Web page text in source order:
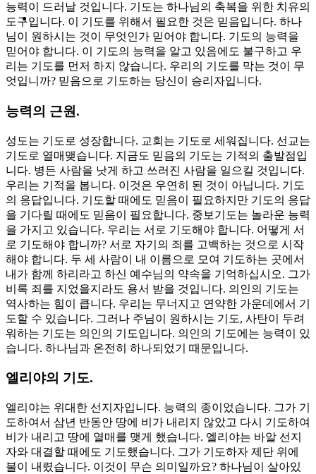
search
능력이 드러날 것입니다. 기도는 하나님의 축복을 위한 치유의
도구입니다. 이 기도를 위해서 필요한 것은 믿음입니다. 하나
님이 원하시는 것이 무엇인가 믿어야 합니다. 기도의 능력을
믿어야 합니다. 이 기도의 능력을 알고 있음에도 불구하고 우
리는 기도를 먼저 하지 않습니다. 우리의 기도를 막는 것이 무
엇입니까? 믿음으로 기도하는 당신이 승리자입니다.
능력의 근원.
성도는 기도로 성장합니다. 교회는 기도로 세워집니다. 선교는
기도로 열매맺습니다. 지금도 믿음의 기도는 기적의 출발점입
니다. 병든 사람을 낫게 하고 쓰러진 사람을 일으킬 것입니다.
우리는 기적을 봅니다. 이것은 우연히 된 것이 아닙니다. 기도
의 응답입니다. 기도할 때에도 믿음이 필요하지만 기도의 응답
을 기다릴 때에도 믿음이 필요합니다. 중보기도는 놀라운 능력
을 가지고 있습니다. 우리는 서로 기도해야 합니다. 어떻게 서
로 기도해야 합니까? 서로 자기의 죄를 고백하는 것으로 시작
해야 합니다. 두 세 사람이 내 이름으로 모여 기도하는 곳에서
내가 함께 하리라고 하신 예수님의 약속을 기억하십시오. 그가
비록 죄를 지었을지라도 용서 받을 것입니다. 의인의 기도는
역사하는 힘이 큽니다. 우리는 무너지고 연약한 가운데에서 기
도할 수 있습니다. 그러나 주님이 원하시는 기도, 사탄이 두려
워하는 기도는 의인의 기도입니다. 의인의 기도에는 능력이 있
습니다. 하나님과 온전히 하나되었기 때문입니다.
엘리야의 기도.
엘리야는 위대한 선지자입니다. 능력의 종이었습니다. 그가 기
도하여서 삼년 반동안 땅에 비가 내리지 않았고 다시 기도하여
비가 내리고 땅에 열매를 맺게 했습니다. 엘리야는 바알 선지
자와 대결할 때에도 기도했습니다. 그가 기도하자 제단 위에
불이 내렸습니다. 이것이 무슨 의미일까요? 하나님이 살아있